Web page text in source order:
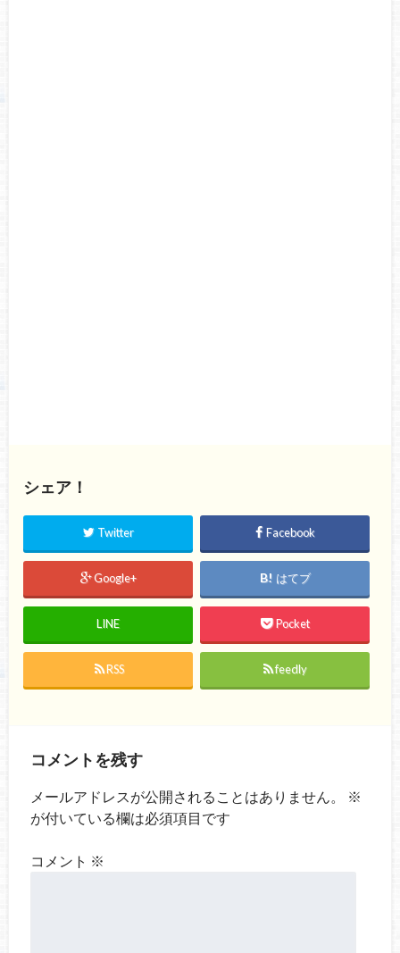
シェア！
Twitter Facebook
Google+ はてブ
LINE Pocket
RSS feedly
コメントを残す
メールアドレスが公開されることはありません。
※
が付いている欄は必須項目です
コメント ※